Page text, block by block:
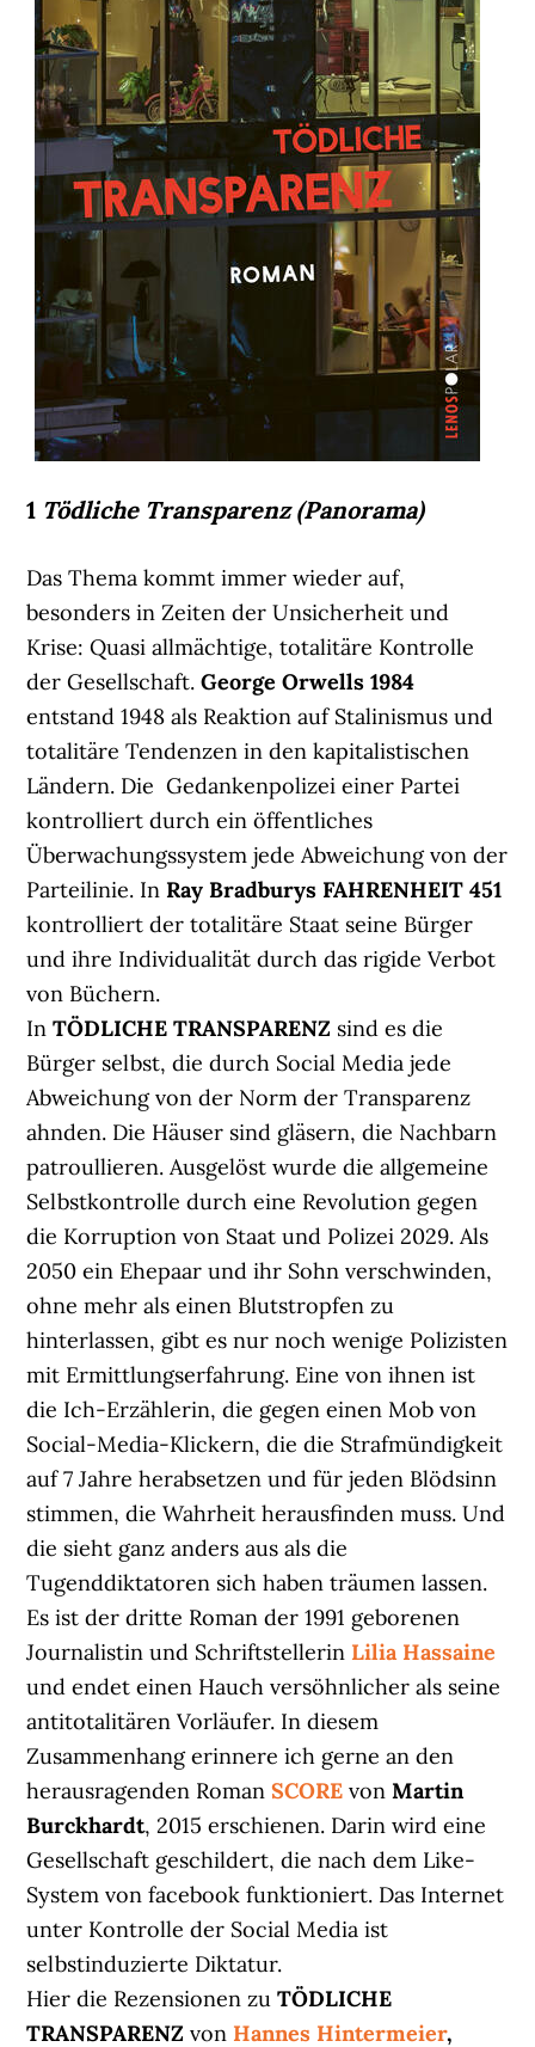
1 Tödliche Transparenz (Panorama)
Das Thema kommt immer wieder auf,
besonders in Zeiten der Unsicherheit und
Krise: Quasi allmächtige, totalitäre Kontrolle
der Gesellschaft.George Orwells 1984
entstand 1948 als Reaktion auf Stalinismus und
totalitäre Tendenzen in den kapitalistischen
Ländern. Die Gedankenpolizei einer Partei
kontrolliert durch ein öffentliches
Überwachungssystem jede Abweichung von der
Parteilinie. InRay Bradburys FAHRENHEIT 451
kontrolliert der totalitäre Staat seine Bürger
und ihre Individualität durch das rigide Verbot
von Büchern.
InTÖDLICHE TRANSPARENZ sind es die
Bürger selbst, die durch Social Media jede
Abweichung von der Norm der Transparenz
ahnden. Die Häuser sind gläsern, die Nachbarn
patroullieren. Ausgelöst wurde die allgemeine
Selbstkontrolle durch eine Revolution gegen
die Korruption von Staat und Polizei 2029. Als
2050 ein Ehepaar und ihr Sohn verschwinden,
ohne mehr als einen Blutstropfen zu
hinterlassen, gibt es nur noch wenige Polizisten
mit Ermittlungserfahrung. Eine von ihnen ist
die Ich-Erzählerin, die gegen einen Mob von
Social-Media-Klickern, die die Strafmündigkeit
auf 7 Jahre herabsetzen und für jeden Blödsinn
stimmen, die Wahrheit herausfinden muss. Und
die sieht ganz anders aus als die
Tugenddiktatoren sich haben träumen lassen.
Es ist der dritte Roman der 1991 geborenen
Journalistin und Schriftstellerin Lilia Hassaine
und endet einen Hauch versöhnlicher als seine
antitotalitären Vorläufer. In diesem
Zusammenhang erinnere ich gerne an den
herausragenden RomanSCOREvonMartin
Burckhardt, 2015 erschienen. Darin wird eine
Gesellschaft geschildert, die nach dem Like-
System von facebook funktioniert. Das Internet
unter Kontrolle der Social Media ist
selbstinduzierte Diktatur.
Hier die Rezensionen zuTÖDLICHE
TRANSPARENZvon Hannes Hintermeier,